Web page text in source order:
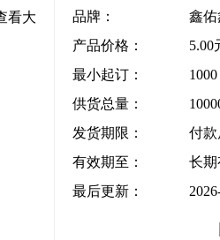
看大
品牌：
鑫
产品价格：
5.00
最小起订：
供货总量：
发货期限：
付款
有效期至：
长期
最后更新：